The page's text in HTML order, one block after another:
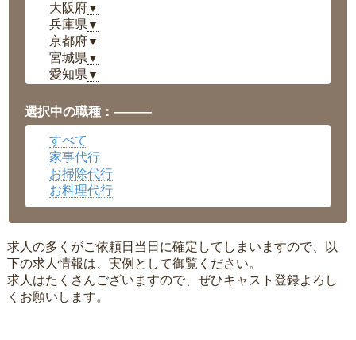
大阪府▼
兵庫県 ▼
京都府▼
宮城県 ▼
愛知県 ▼
岡山県▼
広島県▼
沖縄県
選択中の職種：———
すべて
家事代行
お掃除代行
お料理代行
求人の多くがご依頼日当日に確定してしまいますので、以
下の求人情報は、実例として御覧ください。
求人はたくさんございますので、ぜひキャスト登録よろし
くお願いします。